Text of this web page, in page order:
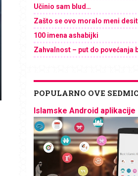
Učinio sam blud…
Zašto se ovo moralo meni
100 imena ashabijki
Zahvalnost – put do povećanja
POPULARNO OVE
Islamske Android aplikacije